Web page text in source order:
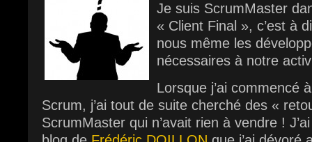
Je suis ScrumMaster
« Client Final », c’est à
nous même les
nécessaires à notre
Lorsque j’ai commencé
Scrum, j’ai tout de suite cherché des «
ScrumMaster qui n’avait rien à vendre !